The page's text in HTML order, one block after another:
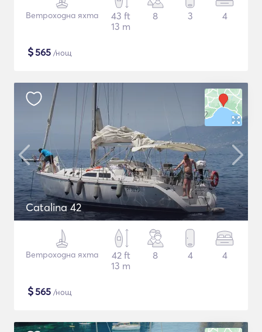
Ветроходна яхта
43 ft
13 m
8 3 4
$565 /нощ
Catalina 42
Ветроходна яхта
42 ft
13 m
8 4 4
$565 /нощ